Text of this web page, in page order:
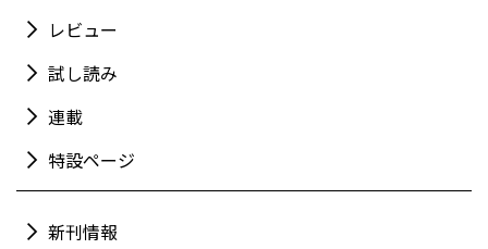
レビュー
試し読み
連載
特設ページ
新刊情報